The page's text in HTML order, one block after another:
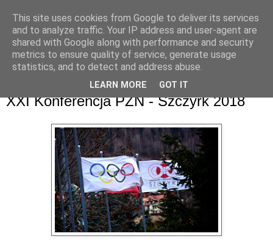
poniedziałek, 26 listopada 2018
XXI Konferencja PZN - Szczyrk 2018
This site uses cookies from Google to deliver its services
and to analyze traffic. Your IP address and user-agent are
shared with Google along with performance and security
metrics to ensure quality of service, generate usage
statistics, and to detect and address abuse.
LEARN MORE GOT IT